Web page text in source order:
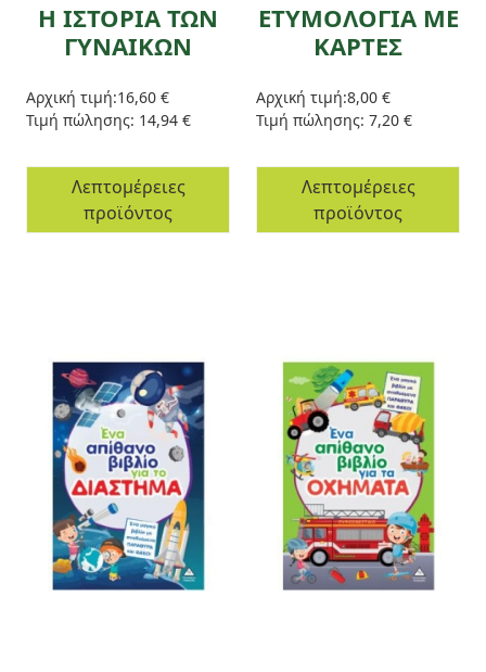
Η ΙΣΤΟΡΙΑ ΤΩΝ
ΓΥΝΑΙΚΩΝ
Αρχική τιμή:16,60 €
Τιμή πώλησης: 14,94 €
Λεπτομέρειες
προϊόντος
ΕΤΥΜΟΛΟΓΙΑ ΜΕ
ΚΑΡΤΕΣ
Αρχική τιμή:8,00 €
Τιμή πώλησης: 7,20 €
Λεπτομέρειες
προϊόντος